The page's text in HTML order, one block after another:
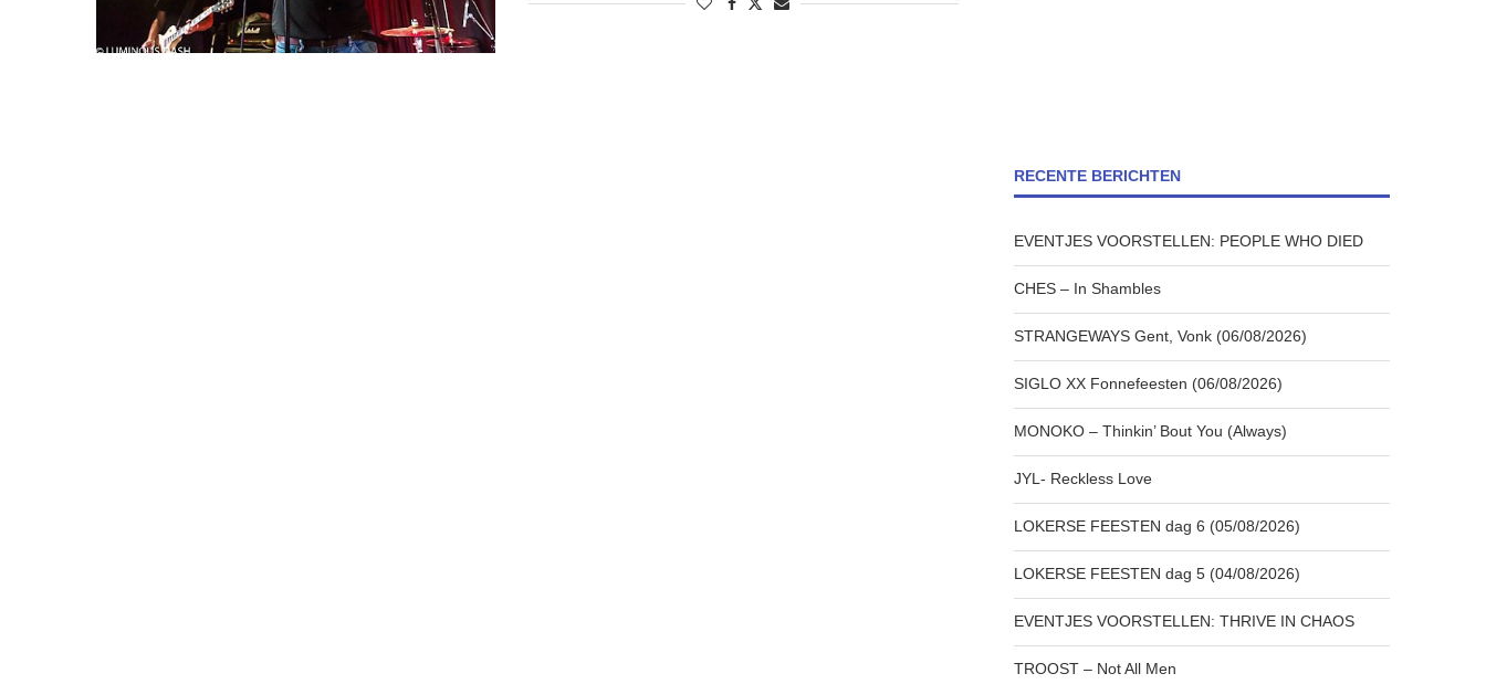
RECENTE BERICHTEN
EVENTJES VOORSTELLEN: PEOPLE WHO DIED
CHES – In Shambles
STRANGEWAYS Gent, Vonk (06/08/2026)
SIGLO XX Fonnefeesten (06/08/2026)
MONOKO – Thinkin’ Bout You (Always)
JYL- Reckless Love
LOKERSE FEESTEN dag 6 (05/08/2026)
LOKERSE FEESTEN dag 5 (04/08/2026)
EVENTJES VOORSTELLEN: THRIVE IN CHAOS
TROOST – Not All Men